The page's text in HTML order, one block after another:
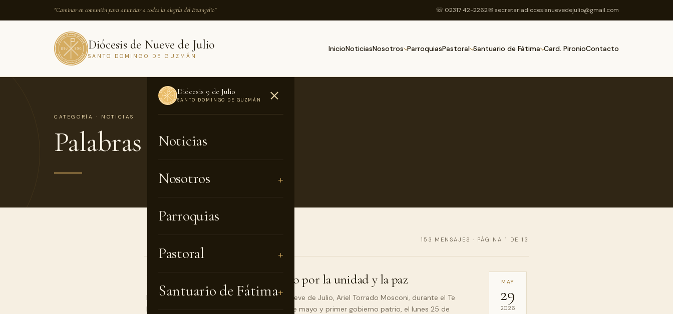
"Caminar en comunión para anunciar a todos la alegría del Evangelio" ☏ 02317 42-2262✉ secretariadiocesisnuevedejulio@gmail.com
Diócesis de Nueve de Julio
SANTO DOMINGO DE GUZMÁN
InicioNoticiasNosotros ParroquiasPastoral Santuario de Fátima Card. PironioContacto
Diócesis 9 de Julio
SANTO DOMINGO DE GUZMÁN
Noticias
Nosotros
Parroquias
Pastoral
Santuario de Fátima
CATEGORÍA · NOTICIAS
Palabras del Obispo
153 MENSAJES · PÁGINA 1 DE 13
Nuestra oración y compromiso por la unidad y la paz
Homilía del Obispo de Santo Domingo de Nueve de Julio, Ariel Torrado Mosconi, durante el Te
Deum del 216° aniversario de la Revolución de mayo y primer gobierno patrio, el lunes 25 de
MAY
29
2026